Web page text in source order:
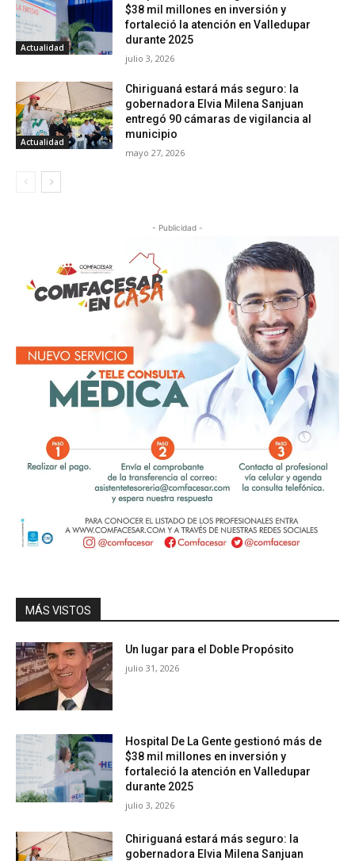
Actualidad
$38 mil millones en inversión y
fortaleció la atención en Valledupar
durante 2025
julio 3, 2026
Actualidad
Chiriguaná estará más seguro: la
gobernadora Elvia Milena Sanjuan
entregó 90 cámaras de vigilancia al
municipio
mayo 27, 2026
- Publicidad -
MÁS VISTOS
Un lugar para el Doble Propósito
julio 31, 2026
Hospital De La Gente gestionó más de
$38 mil millones en inversión y
fortaleció la atención en Valledupar
durante 2025
julio 3, 2026
Chiriguaná estará más seguro: la
gobernadora Elvia Milena Sanjuan